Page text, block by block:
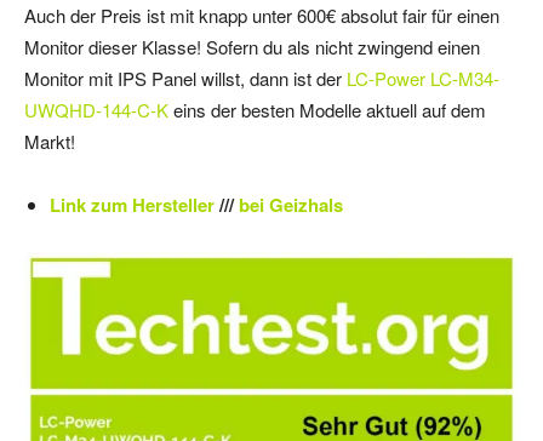
Auch der Preis ist mit knapp unter 600€ absolut fair für einen
Monitor dieser Klasse! Sofern du als nicht zwingend einen
Monitor mit IPS Panel willst, dann ist der LC-Power LC-M34-
UWQHD-144-C-Keins der besten Modelle aktuell auf dem
Markt!
Link zum Hersteller///bei Geizhals